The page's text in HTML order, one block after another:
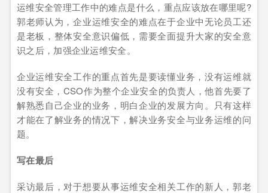
运维安全管理工作中的难点是什么，重点应该放在哪里呢?
郭老师认为，企业运维安全的难点在于企业中无论员工还
是老板，整体安全意识偏低，需要全面提升大家的安全意
识之后，加强企业运维安全。
企业运维安全工作的重点首先是要读懂业务，没有运维就
没有安全，CSO作为整个企业安全的负责人，他首先要了
解熟悉自己企业的业务，明白企业的发展方向。只有这样
才能在了解业务的情况下，解决业务安全与业务运维的问
题。
写在最后
采访最后，对于想要从事运维安全相关工作的新人，郭老